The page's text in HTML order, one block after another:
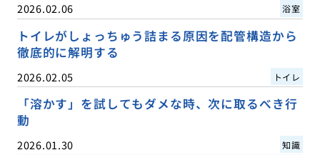
2026.02.06 浴室
トイレがしょっちゅう詰まる原因を配管構造から
徹底的に解明する
2026.02.05 トイレ
「溶かす」を試してもダメな時、次に取るべき行
動
2026.01.30 知識